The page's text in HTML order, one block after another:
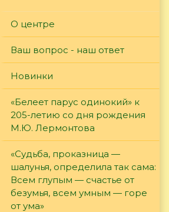
О центре
Ваш вопрос - наш ответ
Новинки
«Белеет парус одинокий» к
205-летию со дня рождения
М.Ю. Лермонтова
«Судьба, проказница —
шалунья, определила так сама:
Всем глупым — счастье от
безумья, всем умным — горе
от ума»